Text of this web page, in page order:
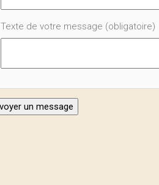
Texte de votre message (obligatoire)